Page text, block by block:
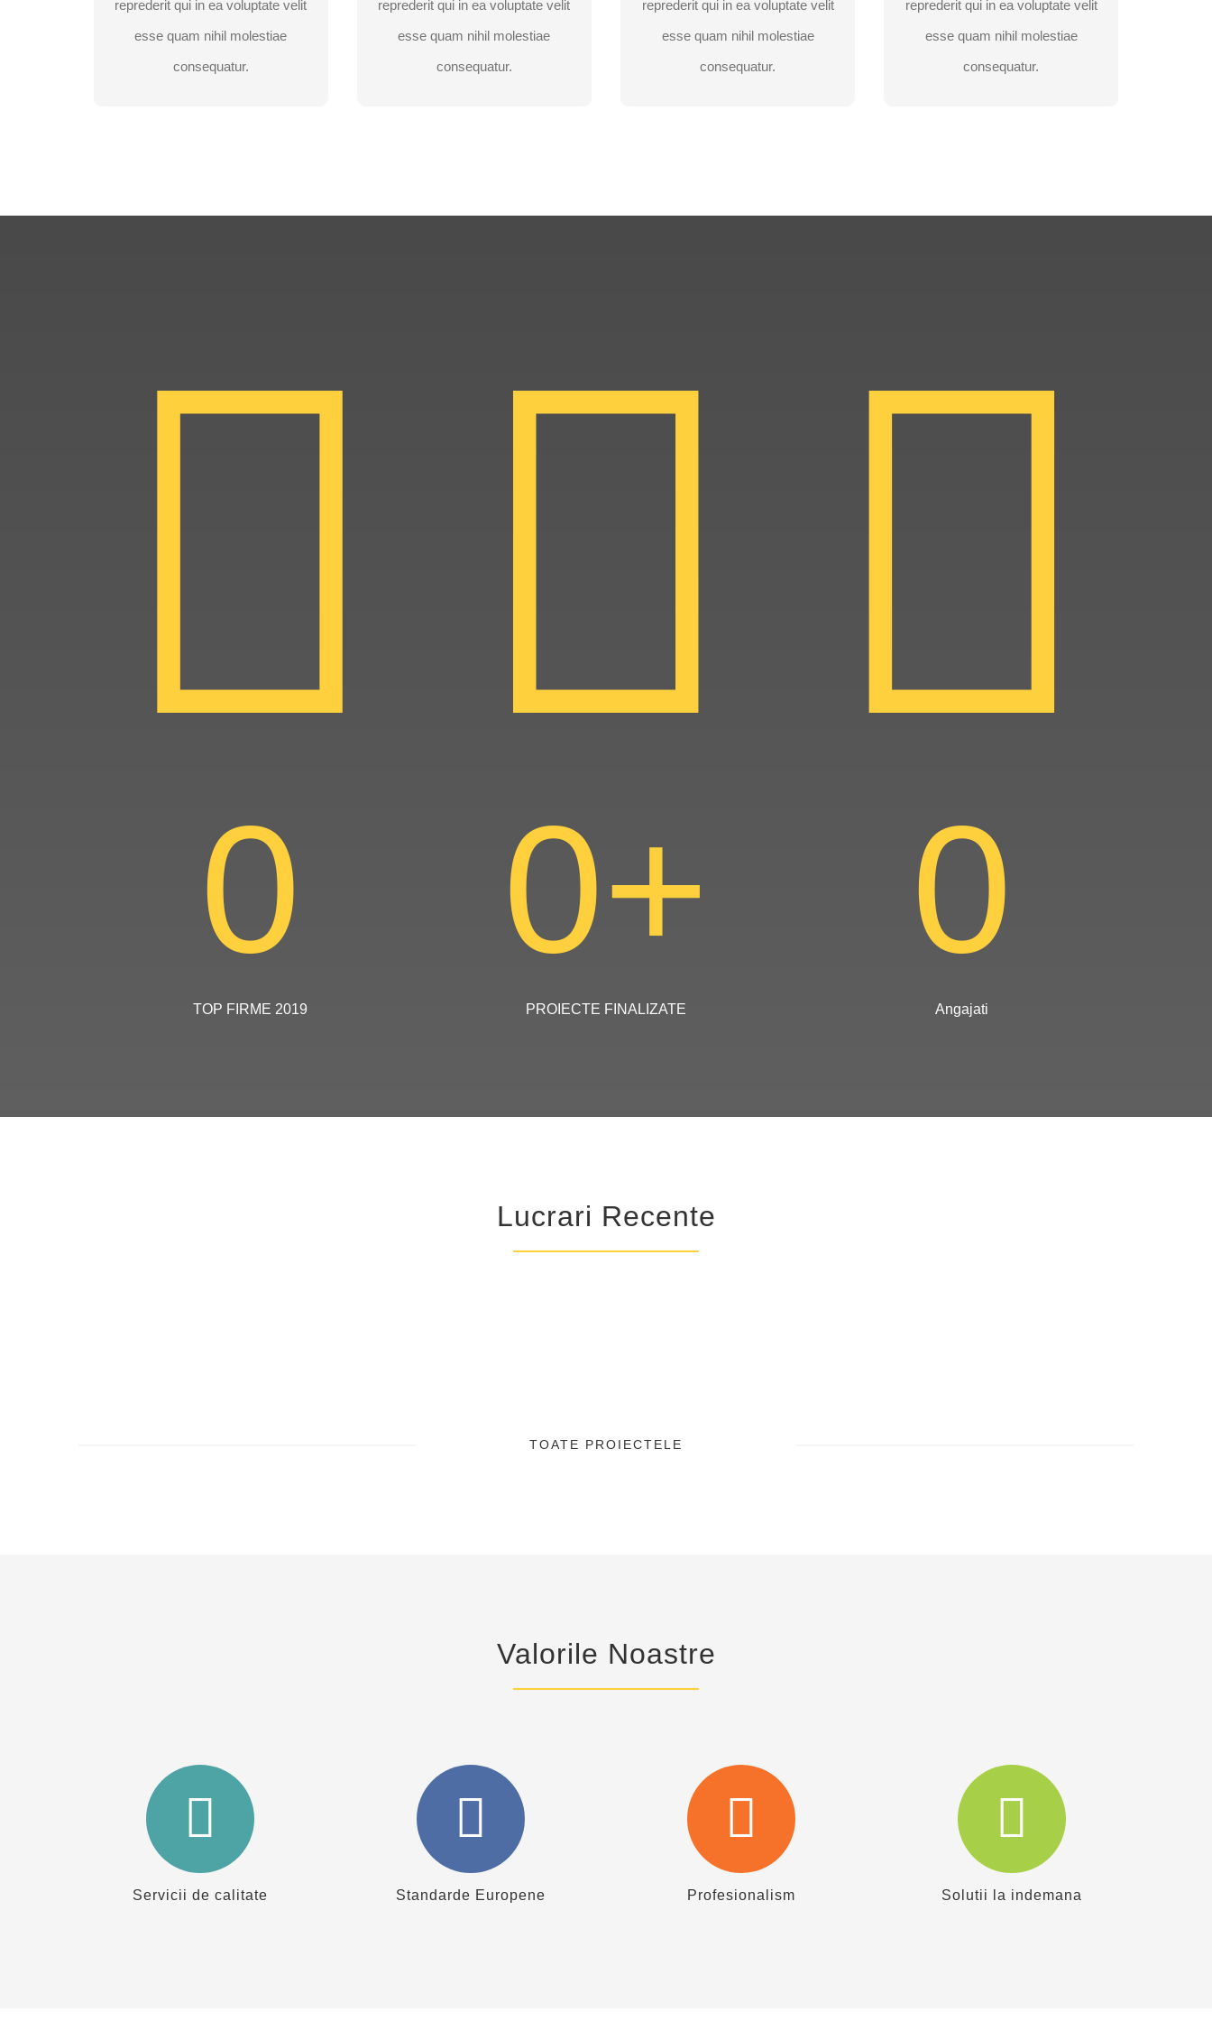
reprederit qui in ea voluptate velit
esse quam nihil molestiae
consequatur.
OBTINETI O
reprederit qui in ea voluptate velit
esse quam nihil molestiae
consequatur.
OBTINETI O
reprederit qui in ea voluptate velit
esse quam nihil molestiae
consequatur.
OBTINETI O
reprederit qui in ea voluptate velit
esse quam nihil molestiae
consequatur.
OBTINETI O
0
TOP FIRME 2019
0+
PROIECTE FINALIZATE
0
Angajati
Lucrari Recente
TOATE PROIECTELE
Valorile Noastre
Servicii de calitate Standarde Europene Profesionalism Solutii la indemana